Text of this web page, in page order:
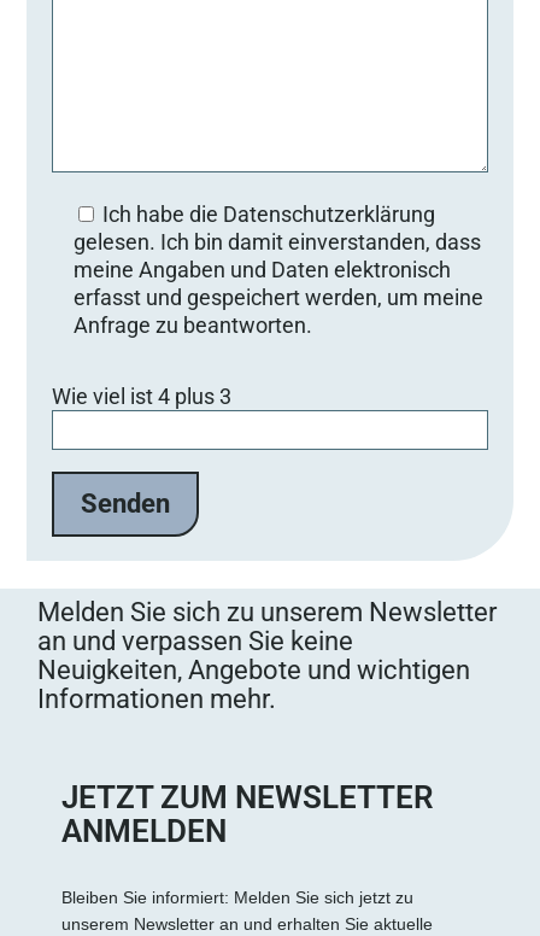
Ich habe die Datenschutzerklärung
gelesen. Ich bin damit einverstanden, dass
meine Angaben und Daten elektronisch
erfasst und gespeichert werden, um meine
Anfrage zu beantworten.
Wie viel ist 4 plus 3
Melden Sie sich zu unserem Newsletter
an und verpassen Sie keine
Neuigkeiten, Angebote und wichtigen
Informationen mehr.
JETZT ZUM NEWSLETTER
ANMELDEN
Bleiben Sie informiert: Melden Sie sich jetzt zu
unserem Newsletter an und erhalten Sie aktuelle